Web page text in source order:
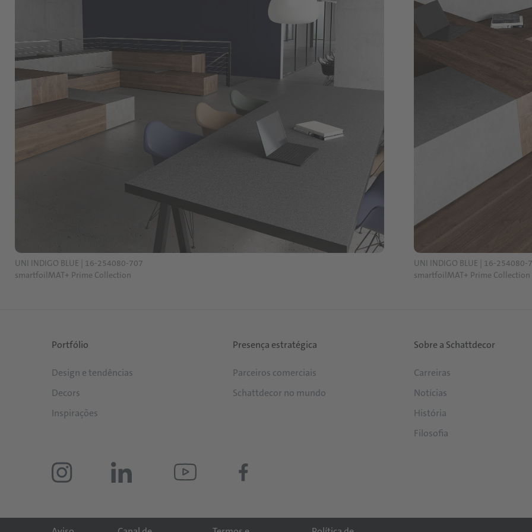
UNI INDIGO BLUE | 16-254080-707
smartfoilMAT+ Prime Collection
UNI INDIGO BLUE | 16-254080-
smartfoilMAT+ Prime Collection
Portfólio
Design e tendências
Decors
Inspirações
Presença estratégica
Parceiros comerciais
Schattdecor no mundo
Sobre a Schattdecor
Carreiras
Notícias
História
Filosofia